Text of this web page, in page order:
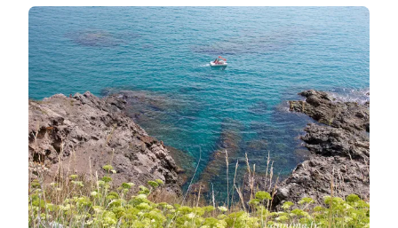
BIEN
CHOISIR
SA
PLAGE
PRÈS
DE
BEGUR.